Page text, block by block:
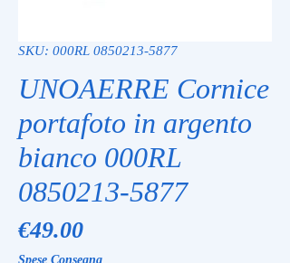
SKU: 000RL 0850213-5877
UNOAERRE Cornice
portafoto in argento
bianco 000RL
0850213-5877
€49.00Price
Spese Consegna